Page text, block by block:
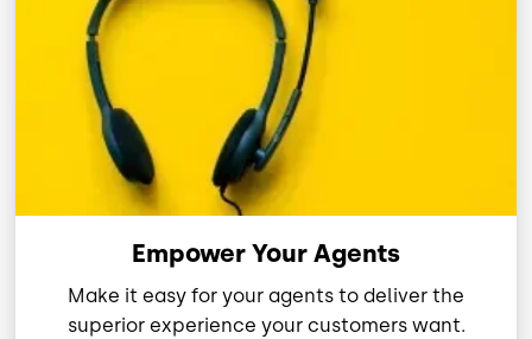
Empower Your Agents
Make it easy for your agents to deliver the
superior experience your customers want.